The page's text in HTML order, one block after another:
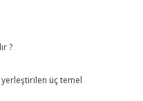
?
yerleştirilen üç temel